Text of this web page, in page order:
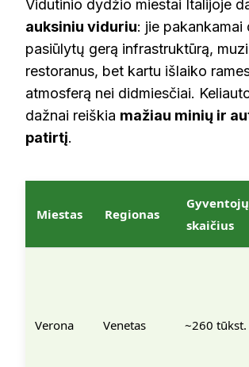
Vidutinio dydžio miestai Italijoje
auksiniu viduriu: jie pakankamai
pasiūlytų gerą infrastruktūrą,
restoranus, bet kartu išlaiko
atmosferą nei didmiesčiai.
dažnai reiškia mažiau minių ir
patirtį.
Miestas Regionas
Gyventojų
skaičius
Verona Venetas ~260 tūkst.